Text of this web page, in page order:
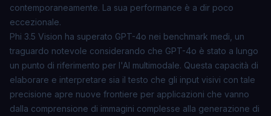
contemporaneamente. La sua performance è a dir poco
eccezionale.
Phi 3.5 Vision ha superato GPT-4o nei benchmark medi, un
traguardo notevole considerando che GPT-4o è stato a lungo
un punto di riferimento per l'AI multimodale. Questa capacità di
elaborare e interpretare sia il testo che gli input visivi con tale
precisione apre nuove frontiere per applicazioni che vanno
dalla comprensione di immagini complesse alla generazione di